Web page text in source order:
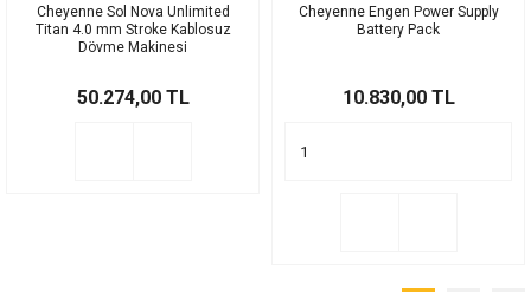
Cheyenne Sol Nova Unlimited
Titan 4.0 mm Stroke Kablosuz
Dövme Makinesi
50.274,00 TL
Cheyenne Engen Power Supply
Battery Pack
10.830,00 TL